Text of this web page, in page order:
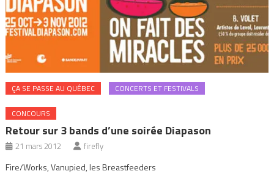
ÇA SE PASSE AU QUÉBEC CONCERTS ET FESTIVALS
CONCOURS
Retour sur 3 bands d’une soirée Diapason
21 mars 2012 firefly
Fire/Works, Vanupied, les Breastfeeders